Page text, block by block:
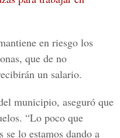
en riesgo los
que de no
un salario.
municipio, aseguró que
“Lo poco que
se lo estamos dando a